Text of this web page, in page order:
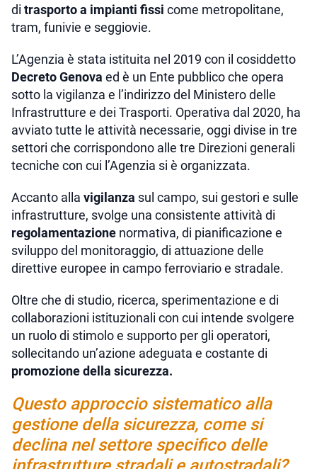
di trasporto a impianti fissi come metropolitane,
tram, funivie e seggiovie.
L’Agenzia è stata istituita nel 2019 con il cosiddetto
Decreto Genova ed è un Ente pubblico che opera
sotto la vigilanza e l’indirizzo del Ministero delle
Infrastrutture e dei Trasporti. Operativa dal 2020, ha
avviato tutte le attività necessarie, oggi divise in tre
settori che corrispondono alle tre Direzioni generali
tecniche con cui l’Agenzia si è organizzata.
Accanto alla vigilanza sul campo, sui gestori e sulle
infrastrutture, svolge una consistente attività di
regolamentazione normativa, di pianificazione e
sviluppo del monitoraggio, di attuazione delle
direttive europee in campo ferroviario e stradale.
Oltre che di studio, ricerca, sperimentazione e di
collaborazioni istituzionali con cui intende svolgere
un ruolo di stimolo e supporto per gli operatori,
sollecitando un’azione adeguata e costante di
promozione della sicurezza.
Questo approccio sistematico alla
gestione della sicurezza, come si
declina nel settore specifico delle